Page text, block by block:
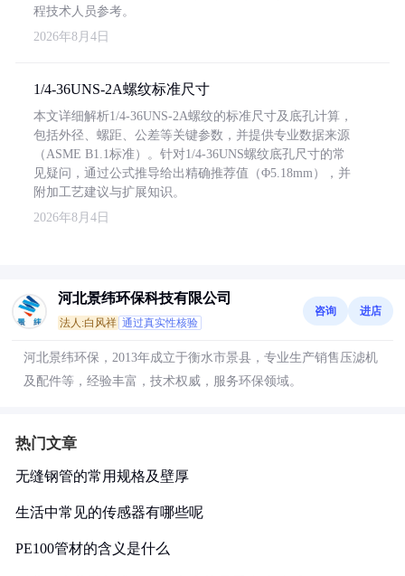
程技术人员参考。
2026年8月4日
1/4-36UNS-2A螺纹标准尺寸
本文详细解析1/4-36UNS-2A螺纹的标准尺寸及底孔计算，
包括外径、螺距、公差等关键参数，并提供专业数据来源
（ASME B1.1标准）。针对1/4-36UNS螺纹底孔尺寸的常
见疑问，通过公式推导给出精确推荐值（Φ5.18mm），并
附加工艺建议与扩展知识。
2026年8月4日
河北景纬环保科技有限公司
法人:白风祥 通过真实性核验
咨询 进店
河北景纬环保，2013年成立于衡水市景县，专业生产销售压滤机
及配件等，经验丰富，技术权威，服务环保领域。
热门文章
无缝钢管的常用规格及壁厚
生活中常见的传感器有哪些呢
PE100管材的含义是什么